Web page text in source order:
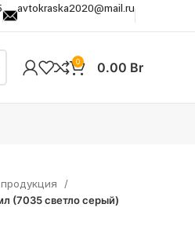
avtokraska2020@mail.ru
0 0.00 Br
(7035 светло серый)